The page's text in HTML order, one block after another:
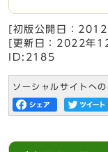
[初版公開日： 2012
[更新日： 2022年
ID:2185
ソーシャルサイトへ